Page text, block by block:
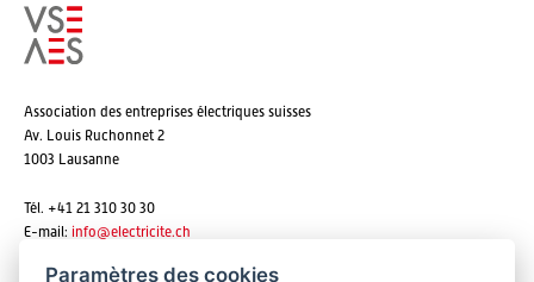
Association des entreprises électriques suisses
Av. Louis Ruchonnet 2
1003 Lausanne
Tél. +41 21 310 30 30
E-mail: info@electricite.ch
Paramètres des cookies